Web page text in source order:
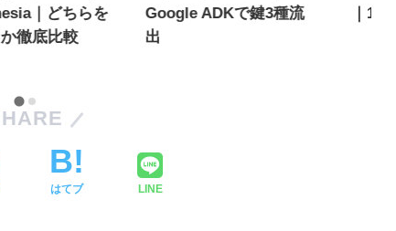
｜どちらを
徹底比較
Google ADKで鍵3種流
出
｜
はてブ LINE